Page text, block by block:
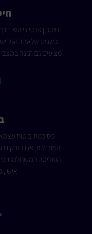
חיסכון פנסיוני הוא
בשנים שלאחר הפרישה
מציעים גם הגנה במצבי
כסוכנות ביטוח
המובילות, אנו
הפוליסה המשתלמת
אישי,